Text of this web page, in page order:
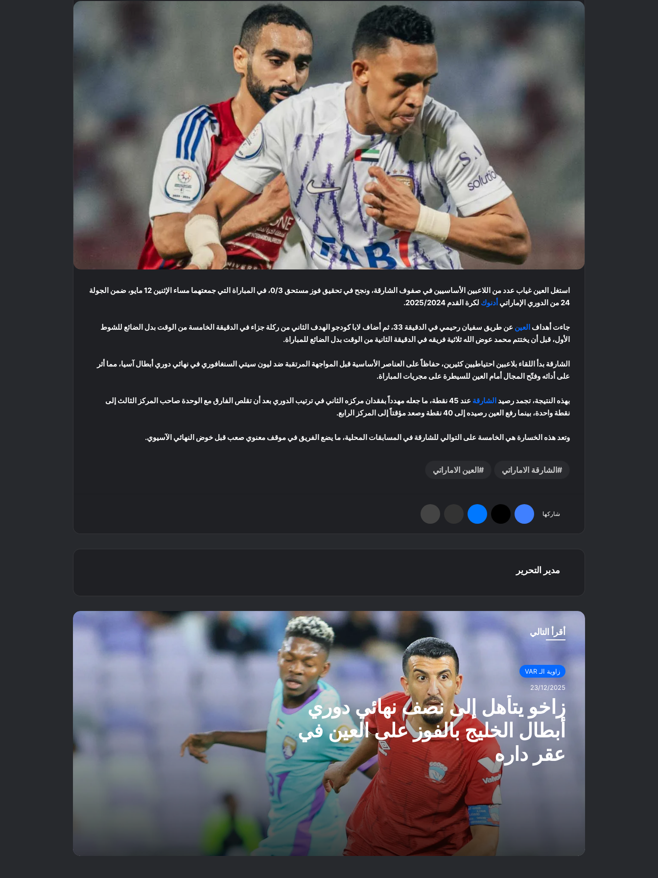
استغل العين غياب عدد من اللاعبين الأساسيين في صفوف الشارقة، ونجح في تحقيق فوز مستحق 0/3، في المباراة التي جمعتهما مساء الإثنين 12 مايو، ضمن الجولة
24 من الدوري الإماراتي
أدنوك لكرة القدم 2025/2024.
جاءت أهدافالعين
عن طريق سفيان رحيمي في الدقيقة 33، ثم أضاف لابا كودجو الهدف الثاني من ركلة جزاء في الدقيقة الخامسة من الوقت بدل الضائع للشوط
الأول، قبل أن يختتم محمد عوض الله ثلاثية فريقه في الدقيقة الثانية من الوقت بدل الضائع للمباراة.
الشارقة بدأ اللقاء بلاعبين احتياطيين كثيرين، حفاظاً على العناصر الأساسية قبل المواجهة المرتقبة ضد ليون سيتي السنغافوري في نهائي دوري أبطال آسيا، مما أثر
على أدائه وفتّح المجال أمام العين للسيطرة على مجريات المباراة.
بهذه النتيجة، تجمد رصيدالشارقة
عند 45 نقطة، ما جعله مهدداً بفقدان مركزه الثاني في ترتيب الدوري بعد أن تقلص الفارق مع الوحدة صاحب المركز الثالث إلى
نقطة واحدة، بينما رفع العين رصيده إلى 40 نقطة وصعد مؤقتاً إلى المركز الرابع.
وتعد هذه الخسارة هي الخامسة على التوالي للشارقة في المسابقات المحلية، ما يضع الفريق في موقف معنوي صعب قبل خوض النهائي الآسيوي.
الشارقة الاماراتي العين الاماراتي
شاركها
مدير التحرير
أقرأ التالي
زاوية الـ VAR
23/12/2025
زاخو يتأهل إلى نصف نهائي دوري
أبطال الخليج بالفوز على العين في
عقر داره
ويحقق الفوز السادس
على التوالي في النخبة